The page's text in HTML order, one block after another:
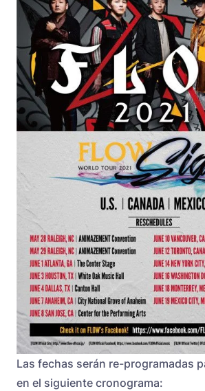
Las fechas serán re-programadas
en el siguiente cronograma: